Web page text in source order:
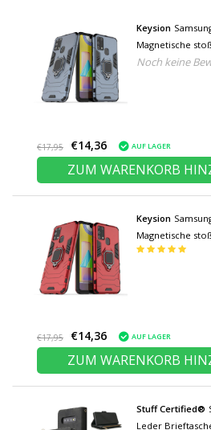
Keysion
Magnetische
+ Ständer
Noch keine
€17,95 €14,36 AUF LAGER
ZUM WARENKORB
Keysion
Magnetische
Ständer
€17,95 €14,36 AUF LAGER
ZUM WARENKORB
Stuff Certified®
Leder